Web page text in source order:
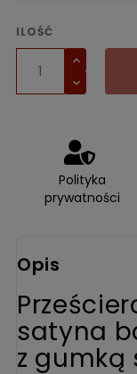
ILOŚĆ
Polityka
prywatności
Opis
satyna
z gumką